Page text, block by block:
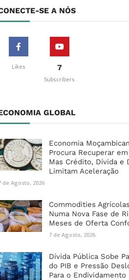
SE A NÓS
Likes 7
Subscribers
GLOBAL
Economia
Procura Recuperar
Mas Crédito, Dívida e
Limitam Aceleração
de Agosto, 2026
Commodities
Numa Nova Fase de
Meses de Oferta
7 de Agosto, 2026
Dívida Pública Sobe
do PIB e Pressão
Para o Endividamento